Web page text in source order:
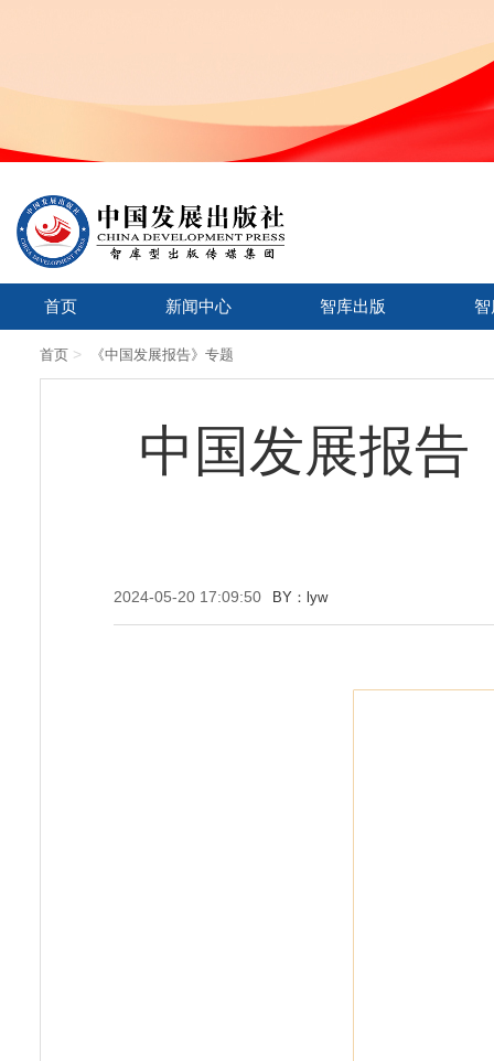
首页 新闻中心 智库出版
首页 > 《中国发展报告》专题
中国发展报告
2024-05-20 17:09:50 BY：lyw